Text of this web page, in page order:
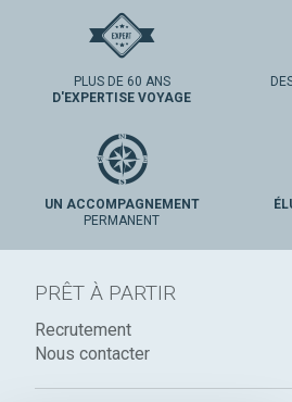
PLUS DE 60 ANS
D'EXPERTISE VOYAGE
UN ACCOMPAGNEMENT
PERMANENT
PRÊT À PARTIR
Recrutement
Nous contacter